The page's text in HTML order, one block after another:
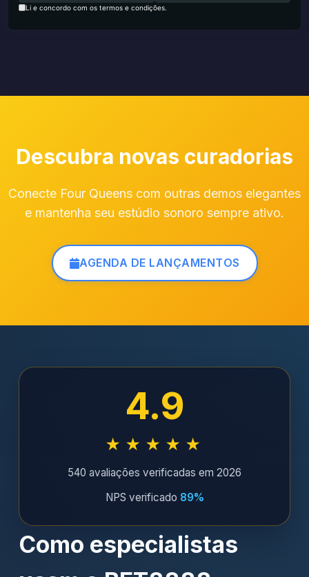
Li e concordo com os termos e condições.
Descubra novas curadorias
Conecte Four Queens com outras demos elegantes
e mantenha seu estúdio sonoro sempre ativo.
AGENDA DE LANÇAMENTOS
4.9
★★★★★
540 avaliações verificadas em 2026
NPS verificado 89%
Como especialistas